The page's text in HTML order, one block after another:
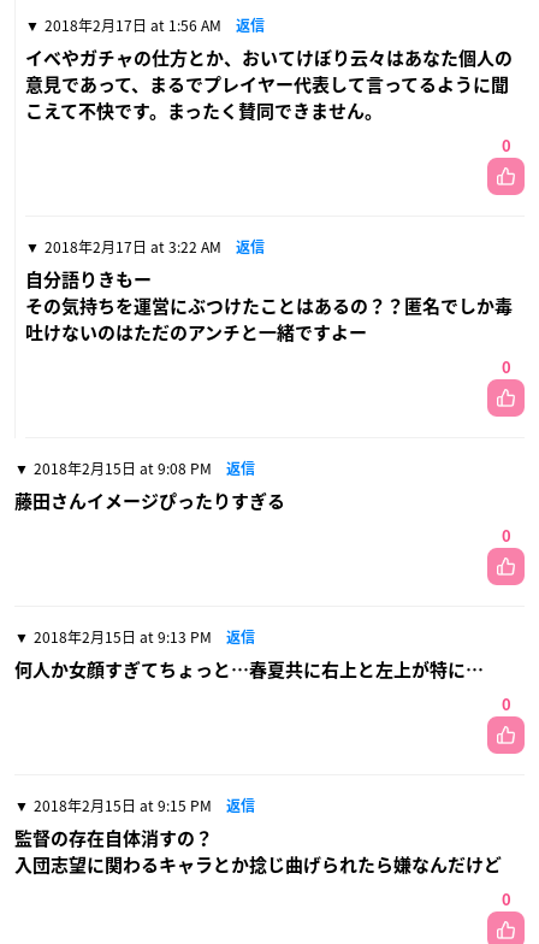
2018年2月17日 at 1:56 AM 返信
イベやガチャの仕方とか、おいてけぼり云々はあなた個人の
意見であって、まるでプレイヤー代表して言ってるように聞
こえて不快です。まったく賛同できません。
0
2018年2月17日 at 3:22 AM 返信
自分語りきもー
その気持ちを運営にぶつけたことはあるの？？匿名でしか毒
吐けないのはただのアンチと一緒ですよー
0
2018年2月15日 at 9:08 PM 返信
藤田さんイメージぴったりすぎる
0
2018年2月15日 at 9:13 PM 返信
何人か女顔すぎてちょっと…春夏共に右上と左上が特に…
0
2018年2月15日 at 9:15 PM 返信
監督の存在自体消すの？
入団志望に関わるキャラとか捻じ曲げられたら嫌なんだけど
0